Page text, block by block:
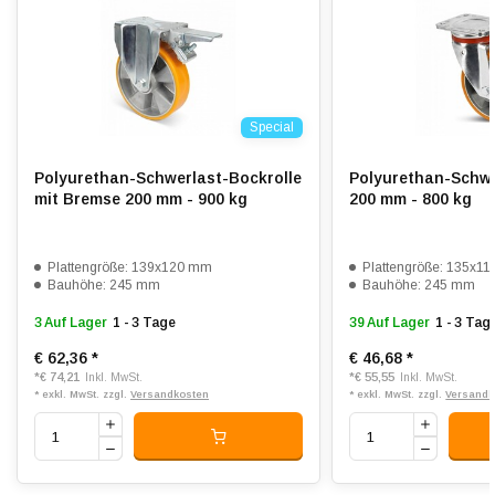
Rollwiderstand:
Verschleißfest:
3.5
Temperatur: - 20 / + 80 °C
Special
Polyurethan-Schwerlast-Bockrolle
mit Bremse 200 mm - 900 kg
Plattengröße: 139x120 mm
Bauhöhe: 245 mm
3 Auf Lager 1 - 3 Tage
€ 62,36 *
*€ 74,21 Inkl. MwSt.
* exkl. MwSt. zzgl. Versandkosten
Polyurethan-
200 mm - 800 kg
Plattengröße:
Bauhöhe: 245 mm
39 Auf Lager 1 - 3
€ 46,68*
*€ 55,55 Inkl. MwSt.
* exkl. MwSt. zzgl.